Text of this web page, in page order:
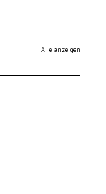
Alle anzeigen